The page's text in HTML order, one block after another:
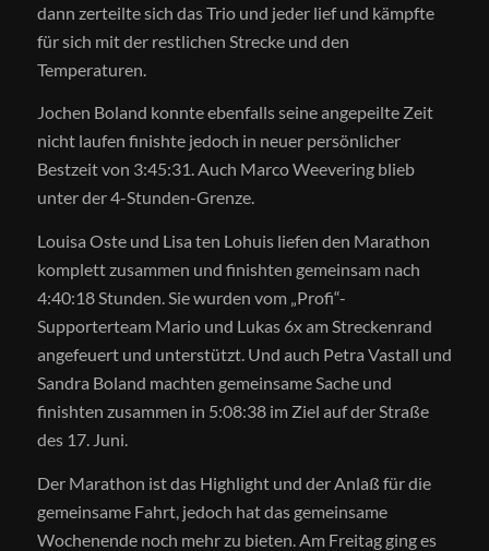
dann zerteilte sich das Trio und jeder lief und kämpfte
für sich mit der restlichen Strecke und den
Temperaturen.
Jochen Boland konnte ebenfalls seine angepeilte Zeit
nicht laufen finishte jedoch in neuer persönlicher
Bestzeit von 3:45:31. Auch Marco Weevering blieb
unter der 4-Stunden-Grenze.
Louisa Oste und Lisa ten Lohuis liefen den Marathon
komplett zusammen und finishten gemeinsam nach
4:40:18 Stunden. Sie wurden vom „Profi“-
Supporterteam Mario und Lukas 6x am Streckenrand
angefeuert und unterstützt. Und auch Petra Vastall und
Sandra Boland machten gemeinsame Sache und
finishten zusammen in 5:08:38 im Ziel auf der Straße
des 17. Juni.
Der Marathon ist das Highlight und der Anlaß für die
gemeinsame Fahrt, jedoch hat das gemeinsame
Wochenende noch mehr zu bieten. Am Freitag ging es